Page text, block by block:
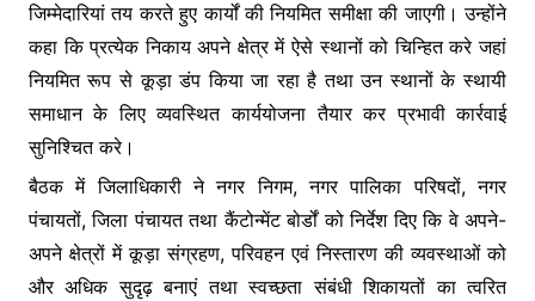
जिम्मेदारियां तय करते हुए कार्यों की नियमित समीक्षा की जाएगी। उन्होंने
कहा कि प्रत्येक निकाय अपने क्षेत्र में ऐसे स्थानों को चिन्हित करे जहां
नियमित रूप से कूड़ा डंप किया जा रहा है तथा उन स्थानों के स्थायी
समाधान के लिए व्यवस्थित कार्ययोजना तैयार कर प्रभावी कार्रवाई
सुनिश्चित करे।
बैठक में जिलाधिकारी ने नगर निगम, नगर पालिका परिषदों, नगर
पंचायतों, जिला पंचायत तथा कैंटोन्मेंट बोर्डों को निर्देश दिए कि वे अपने-
अपने क्षेत्रों में कूड़ा संग्रहण, परिवहन एवं निस्तारण की व्यवस्थाओं को
और अधिक सुदृढ़ बनाएं तथा स्वच्छता संबंधी शिकायतों का त्वरित